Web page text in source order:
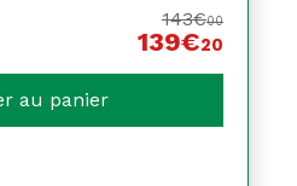
143€00
139€20
au panier